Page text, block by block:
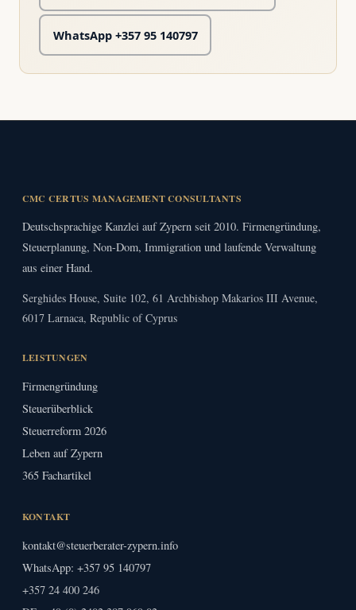
WhatsApp +357 95 140797
CMC CERTUS MANAGEMENT CONSULTANTS
Deutschsprachige Kanzlei auf Zypern seit 2010. Firmengründung,
Steuerplanung, Non-Dom, Immigration und laufende Verwaltung
aus einer Hand.
Serghides House, Suite 102, 61 Archbishop Makarios III Avenue,
6017 Larnaca, Republic of Cyprus
LEISTUNGEN
Firmengründung
Steuerüberblick
Steuerreform 2026
Leben auf Zypern
365 Fachartikel
KONTAKT
kontakt@steuerberater-zypern.info
WhatsApp: +357 95 140797
+357 24 400 246